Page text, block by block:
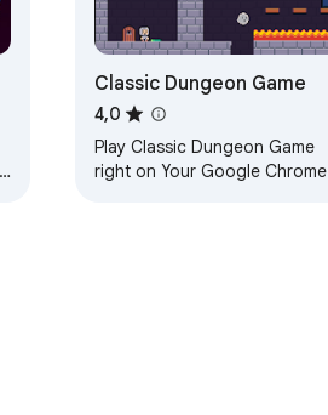
Classic Dungeon Game
4,0
Play Classic Dungeon Game
right on Your Google